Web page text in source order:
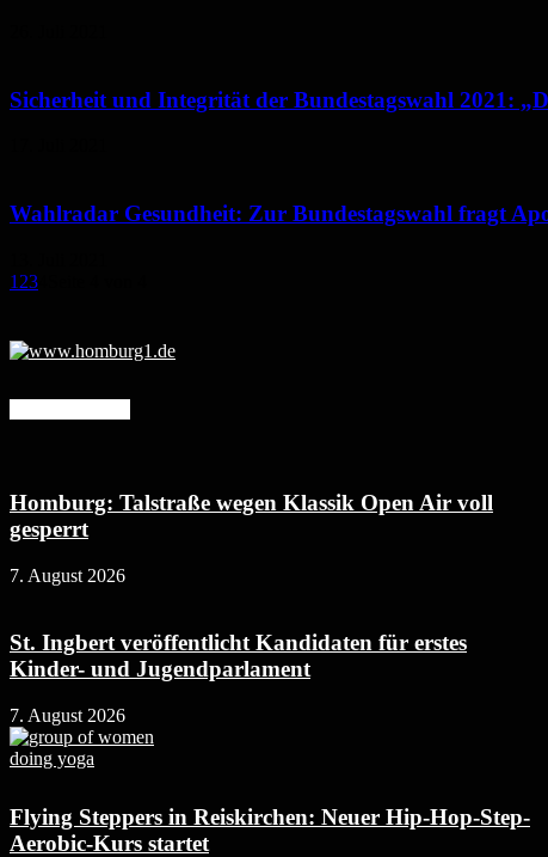
Sicherheit und Integrität der Bundestagswahl 2021:
Wahlradar Gesundheit: Zur Bundestagswahl fragt
1 23
Homburg: Talstraße wegen Klassik Open Air voll
gesperrt
7. August 2026
St. Ingbert veröffentlicht Kandidaten für erstes
Kinder- und Jugendparlament
7. August 2026
Flying Steppers in Reiskirchen: Neuer Hip-Hop-Step-
Aerobic-Kurs startet